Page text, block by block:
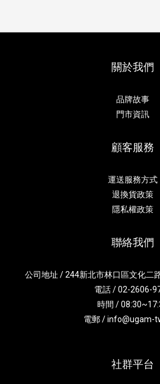
關於我們
品牌故事
門市資訊
顧客服務
運送服務方式
退換貨政策
隱私權政策
聯絡我們
公司地址 / 244新北市林口區文化二
電話 / 02-2606-
時間 /
電郵 / info@ugam-
社群平台